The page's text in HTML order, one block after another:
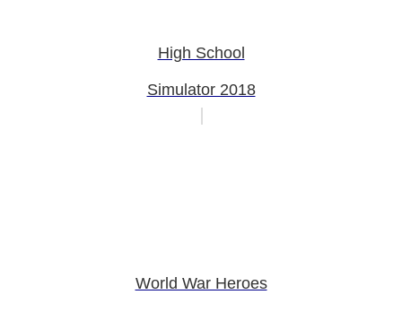
High School
Simulator 2018
World War Heroes